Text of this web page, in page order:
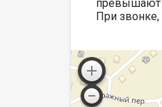
превышают
При звонке,